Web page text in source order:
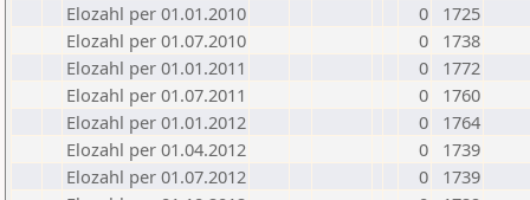
Elozahl per 01.01.2010
0
1725
Elozahl per 01.07.2010
0
1738
Elozahl per 01.01.2011
0
1772
Elozahl per 01.07.2011
0
1760
Elozahl per 01.01.2012
0
1764
Elozahl per 01.04.2012
0
1739
Elozahl per 01.07.2012
0
1739